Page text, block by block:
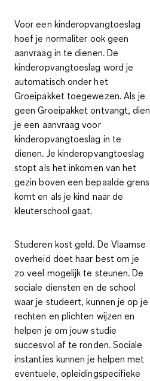
Voor een kinderopvangtoeslag
hoef je normaliter ook geen
aanvraag in te dienen. De
kinderopvangtoeslag word je
automatisch onder het
Groeipakket toegewezen. Als je
geen Groeipakket ontvangt, dien
je een aanvraag voor
kinderopvangtoeslag in te
dienen. Je kinderopvangtoeslag
stopt als het inkomen van het
gezin boven een bepaalde grens
komt en als je kind naar de
kleuterschool gaat.
Studeren kost geld. De Vlaamse
overheid doet haar best om je
zo veel mogelijk te steunen. De
sociale diensten en de school
waar je studeert, kunnen je op je
rechten en plichten wijzen en
helpen je om jouw studie
succesvol af te ronden. Sociale
instanties kunnen je helpen met
eventuele, opleidingspecifieke